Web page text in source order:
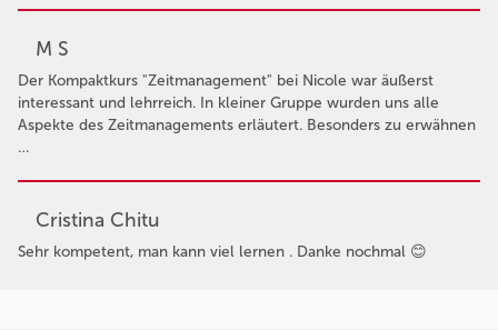
M S
Der Kompaktkurs "Zeitmanagement" bei Nicole war äußerst
interessant und lehrreich. In kleiner Gruppe wurden uns alle
Aspekte des Zeitmanagements erläutert. Besonders zu erwähnen
…
Cristina Chitu
Sehr kompetent, man kann viel lernen . Danke nochmal 😊